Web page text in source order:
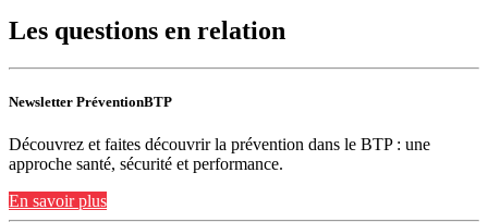
Les questions en relation
Newsletter PréventionBTP
Découvrez et faites découvrir la prévention dans le BTP : une
approche santé, sécurité et performance.
En savoir plus